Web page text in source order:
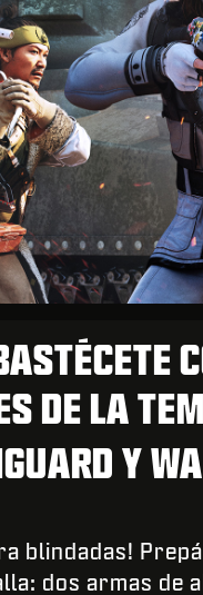
DE LA
Y
blindadas!
dos armas de